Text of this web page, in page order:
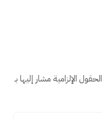
الحقول الإلزامية مشار إليها بـ